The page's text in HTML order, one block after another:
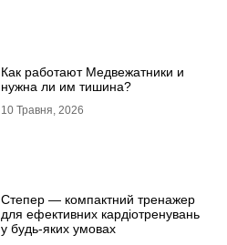
Как работают Медвежатники и
нужна ли им тишина?
10 Травня, 2026
Степер — компактний тренажер
для ефективних кардіотренувань
у будь-яких умовах